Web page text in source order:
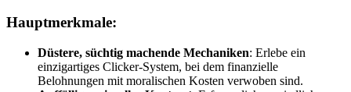
Hauptmerkmale:
Düstere, süchtig machende Mechaniken: Erlebe ein
einzigartiges Clicker-System, bei dem finanzielle
Belohnungen mit moralischen Kosten verwoben sind.